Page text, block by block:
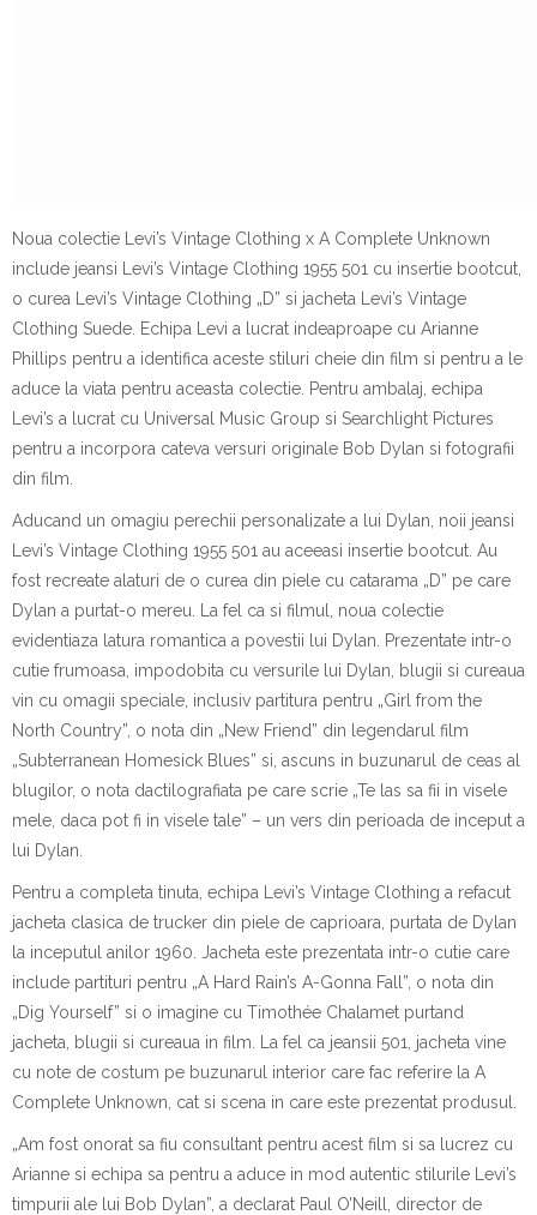
Noua colectie Levi’s Vintage Clothing x A Complete Unknown
include jeansi Levi’s Vintage Clothing 1955 501 cu insertie bootcut,
o curea Levi’s Vintage Clothing „D” si jacheta Levi’s Vintage
Clothing Suede. Echipa Levi a lucrat indeaproape cu Arianne
Phillips pentru a identifica aceste stiluri cheie din film si pentru a le
aduce la viata pentru aceasta colectie. Pentru ambalaj, echipa
Levi’s a lucrat cu Universal Music Group si Searchlight Pictures
pentru a incorpora cateva versuri originale Bob Dylan si fotografii
din film.
Aducand un omagiu perechii personalizate a lui Dylan, noii jeansi
Levi’s Vintage Clothing 1955 501 au aceeasi insertie bootcut. Au
fost recreate al aturi de o curea din piele cu catarama „D” pe care
Dylan a purtat-o ​​mereu. La fel ca si filmul, noua colectie
evidentiaza latura romantica a povestii lui Dylan. Prezentate intr-o
cutie frumoasa impodobita cu versurile lui Dylan, blugii si cureaua
vin cu omagii speciale, inclusiv partitura pentru „Girl from the
North Country”, o nota din „New Friend” din legendarul film
„Subterranean Homesick Blues” si, ascuns in buzunarul de ceas al
blugilor, o nota dactilografiata pe care scrie „Te las sa fii in visele
mele, daca pot fi in visele tale” – un vers din perioada de inceput a
lui Dylan.
Pentru a completa tinuta, echipa Levi’s Vintage Clothing a refacut
jacheta clasica de trucker din piele de caprioara , purtata de Dylan
la inceputul anilor 1960. Jacheta este prezentata intr-o cutie care
include partituri pentru „A Hard Rain’s A-Gonna Fall”, o nota din
„Dig Yourself” si o imagine cu Timothée Chalamet purtand
jacheta, blugii si cureaua in film. La fel ca jeansii 501, jacheta vine
cu note de costum pe buzunarul interior care fac referire la A
Complete Unknown, cat si scena in care este prezentat produsul.
„Am fost onorat sa fiu consultant pentru acest film si sa lucrez cu
Arianne si echipa sa pentru a aduce in mod autentic stilurile Levi’s
timpurii ale lui Bob Dylan”, a declarat Paul O’Neill, director de